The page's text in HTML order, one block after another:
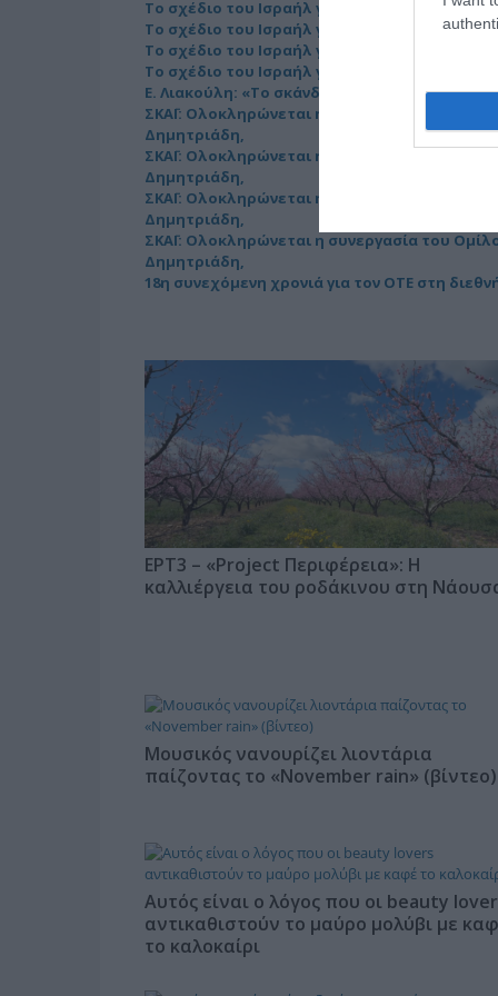
Το σχέδιο του Ισραήλ για τους Κούρδους
Το σχέδιο του Ισραήλ για τους Κούρδους
Το σχέδιο του Ισραήλ για τους Κούρδους
Το σχέδιο του Ισραήλ για τους Κούρδους
Ε. Λιακούλη: «Το σκάνδαλο των υποκλοπών
ΣΚΑΪ: Ολοκληρώνεται η συνεργασία του
Δημητριάδη,
ΣΚΑΪ: Ολοκληρώνεται η συνεργασία του
Δημητριάδη,
ΣΚΑΪ: Ολοκληρώνεται η συνεργασία του
Δημητριάδη,
ΣΚΑΪ: Ολοκληρώνεται η συνεργασία του
Δημητριάδη,
18η συνεχόμενη χρονιά για τον ΟΤΕ στη
ΕΡΤ3 – «Project Περιφέρεια»: Η
καλλιέργεια του ροδάκινου στη
Μουσικός νανουρίζει λιοντάρια
παίζοντας το «November rain» (βίντεο)
Αυτός είναι ο λόγος που οι beauty
αντικαθιστούν το μαύρο μολύβι με
το καλοκαίρι